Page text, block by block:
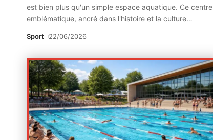
est bien plus qu'un simple espace aquatique. Ce centre
emblématique, ancré dans l'histoire et la culture…
Sport 22/06/2026